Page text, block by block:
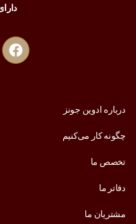
درباره ادوین جونز
چگونه کار می‌کنیم
تخصص ما
دفاتر ما
مشتریان ما